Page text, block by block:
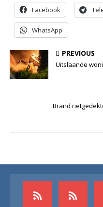
Facebook
WhatsApp
PREVIOUS
Uitslaande
Brand